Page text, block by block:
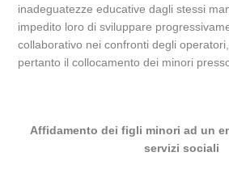
inadeguatezze educative dagli stessi
impedito loro di sviluppare
collaborativo nei confronti degli
pertanto il collocamento dei minori
Affidamento dei figli minori ad un
servizi sociali